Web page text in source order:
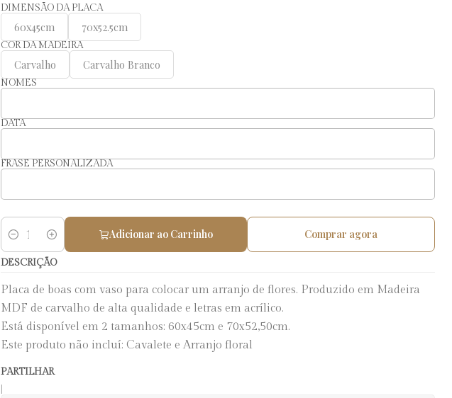
DIMENSÃO DA PLACA
60x45cm 70x52.5cm
COR DA MADEIRA
Carvalho Carvalho Branco
NOMES
DATA
FRASE PERSONALIZADA
Quantidade
Adicionar ao Carrinho Comprar agora
DESCRIÇÃO
Placa de boas com vaso para colocar um arranjo de flores. Produzido em Madeira
MDF de carvalho de alta qualidade e letras em acrílico.
Está disponível em 2 tamanhos: 60x45cm e 70x52,50cm.
Este produto não incluí: Cavalete e Arranjo floral
PARTILHAR